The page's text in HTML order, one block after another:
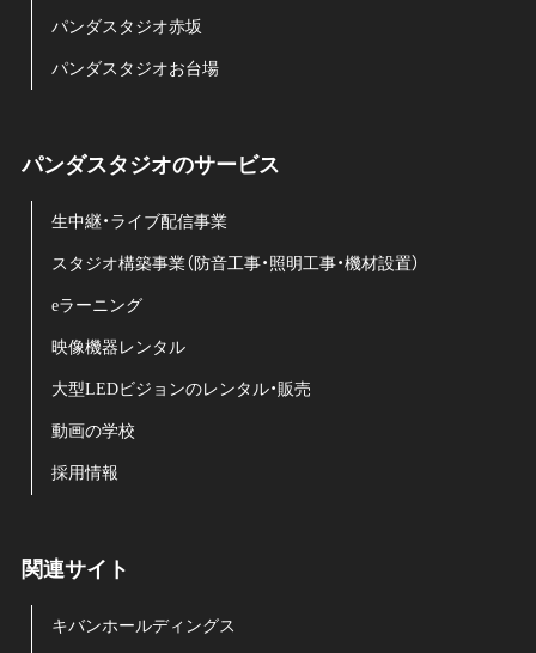
パンダスタジオ赤坂
パンダスタジオお台場
パンダスタジオのサービス
生中継・ライブ配信事業
スタジオ構築事業（防音工事・照明工事・機材設置）
eラーニング
映像機器レンタル
大型LEDビジョンのレンタル・販売
動画の学校
採用情報
関連サイト
キバンホールディングス